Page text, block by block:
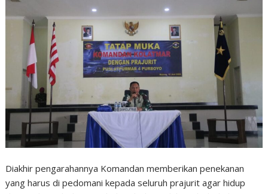
Diakhir pengarahannya Komandan memberikan penekanan
yang harus di pedomani kepada seluruh prajurit agar hidup